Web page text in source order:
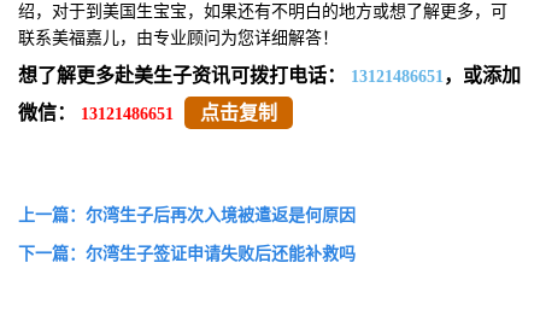
绍，对于到美国生宝宝，如果还有不明白的地方或想了解更多，可
联系美福嘉儿，由专业顾问为您详细解答！
想了解更多赴美生子资讯可拨打电话： 13121486651 ，或添加
微信：
13121486651 点击复制
上一篇：尔湾生子后再次入境被遣返是何原因
下一篇：尔湾生子签证申请失败后还能补救吗